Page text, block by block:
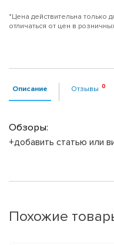
*Цена действительна только
отличаться от цен в
Описание Отзывы
Обзоры:
+добавить статью или
Похожие